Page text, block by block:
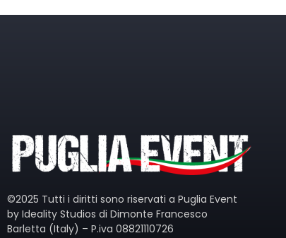
©2025 Tutti i diritti sono riservati a Puglia Event
by Ideality Studios di Dimonte Francesco
Barletta (Italy) – P.iva 08821110726